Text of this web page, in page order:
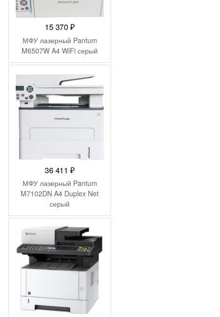
15 370₽
МФУ лазерный Pantum
M6507W A4 WiFi серый
36 411₽
МФУ лазерный Pantum
M7102DN A4 Duplex Net
серый